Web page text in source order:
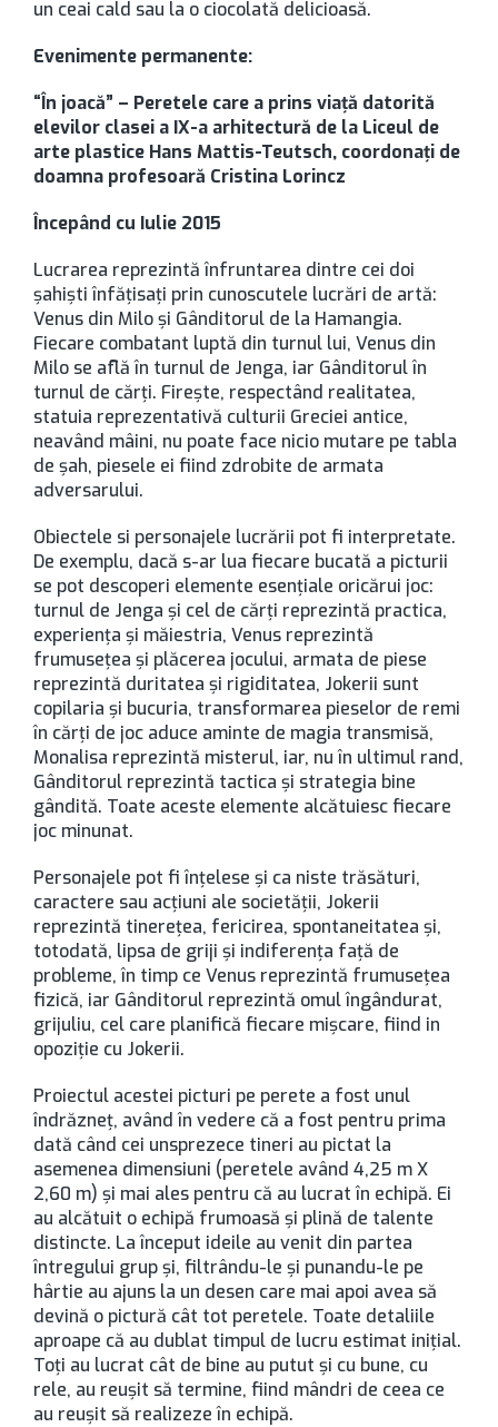
un ceai cald sau la o ciocolată delicioasă.
Evenimente permanente:
“În joacă” – Peretele care a prins viață datorită
elevilor clasei a IX-a arhitectură de la Liceul de
arte plastice Hans Mattis-Teutsch, coordonați de
doamna profesoară Cristina Lorincz
Începând cu Iulie 2015
Lucrarea reprezintă înfruntarea dintre cei doi
șahiști înfățisați prin cunoscutele lucrări de artă:
Venus din Milo și Gânditorul de la Hamangia.
Fiecare combatant luptă din turnul lui, Venus din
Milo se află în turnul de Jenga, iar Gânditorul în
turnul de cărți. Firește, respectând realitatea,
statuia reprezentativă culturii Greciei antice,
neavând mâini, nu poate face nicio mutare pe tabla
de șah, piesele ei fiind zdrobite de armata
adversarului.
Obiectele si personajele lucrării pot fi interpretate.
De exemplu, dacă s-ar lua fiecare bucată a picturii
se pot descoperi elemente esențiale oricărui joc:
turnul de Jenga și cel de cărți reprezintă practica,
experiența și măiestria, Venus reprezintă
frumusețea și plăcerea jocului, armata de piese
reprezintă duritatea și rigiditatea, Jokerii sunt
copilaria și bucuria, transformarea pieselor de remi
în cărți de joc aduce aminte de magia transmisă,
Monalisa reprezintă misterul, iar, nu în ultimul rand,
Gânditorul reprezintă tactica și strategia bine
gândită. Toate aceste elemente alcătuiesc fiecare
joc minunat.
Personajele pot fi înțelese și ca niste trăsături,
caractere sau acțiuni ale societății, Jokerii
reprezintă tinerețea, fericirea, spontaneitatea și,
totodată, lipsa de griji și indiferența față de
probleme, în timp ce Venus reprezintă frumusețea
fizică, iar Gânditorul reprezintă omul îngândurat,
grijuliu, cel care planifică fiecare mișcare, fiind in
opoziție cu Jokerii.
Proiectul acestei picturi pe perete a fost unul
îndrăzneț, având în vedere că a fost pentru prima
dată când cei unsprezece tineri au pictat la
asemenea dimensiuni (peretele având 4,25 m X
2,60 m) și mai ales pentru că au lucrat în echipă. Ei
au alcătuit o echipă frumoasă și plină de talente
distincte. La început ideile au venit din partea
întregului grup și, filtrându-le și punandu-le pe
hârtie au ajuns la un desen care mai apoi avea să
devină o pictură cât tot peretele. Toate detaliile
aproape că au dublat timpul de lucru estimat inițial.
Toți au lucrat cât de bine au putut și cu bune, cu
rele, au reușit să termine, fiind mândri de ceea ce
au reușit să realizeze în echipă.